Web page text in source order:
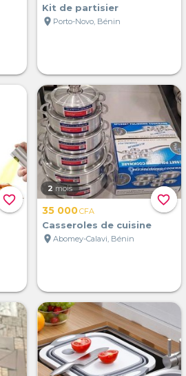
Kit de partisier
location_on Porto-Novo, Bénin
favorite_border favorite_border
2 mois
35 000CFA
Casseroles de cuisine
location_on Abomey-Calavi, Bénin